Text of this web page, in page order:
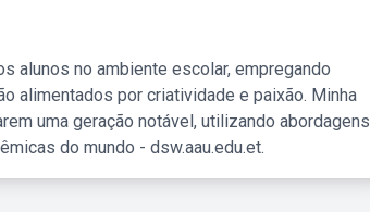
alunos no ambiente escolar, empregando
alimentados por criatividade e paixão. Minha
uma geração notável, utilizando abordagens
do mundo - dsw.aau.edu.et.